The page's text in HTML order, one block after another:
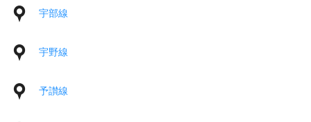
宇部線
宇野線
予讃線